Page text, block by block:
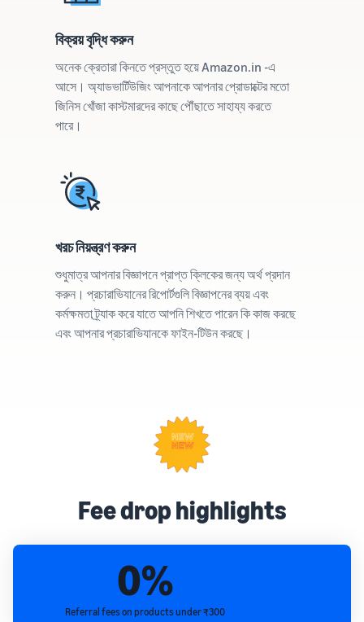
বিক্রয় বৃদ্ধি করুন
অনেক ক্রেতারা কিনতে প্রস্তুত হয়ে Amazon.in -এ
আসে। অ্যাডভার্টিউজিং আপনাকে আপনার প্রোডাক্টের মতো
জিনিস খোঁজা কাস্টমারদের কাছে পৌঁছাতে সাহায্য করতে
পারে।
খরচ নিয়ন্ত্রণ করুন
শুধুমাত্র আপনার বিজ্ঞাপনে প্রাপ্ত ক্লিকের জন্য অর্থ প্রদান
করুন। প্রচারাভিযানের রিপোর্টগুলি বিজ্ঞাপনের ব্যয় এবং
কর্মক্ষমতা ট্র্যাক করে যাতে আপনি শিখতে পারেন কি কাজ করছে
এবং আপনার প্রচারাভিযানকে ফাইন-টিউন করছে।
Fee drop highlights
0%
Referral fees on products under ₹300